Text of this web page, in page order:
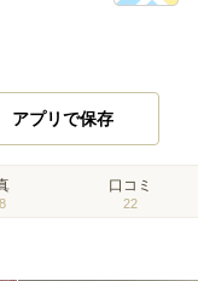
アプリで保存
口コミ
22